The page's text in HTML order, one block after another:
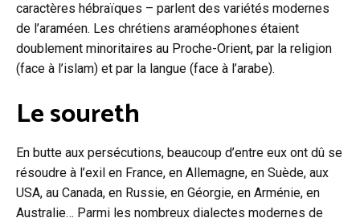
caractères hébraïques – parlent des variétés modernes
de l’araméen. Les chrétiens araméophones étaient
doublement minoritaires au Proche-Orient, par la religion
(face à l’islam) et par la langue (face à l’arabe).
Le soureth
En butte aux persécutions, beaucoup d’entre eux ont dû se
résoudre à l’exil en France, en Allemagne, en Suède, aux
USA, au Canada, en Russie, en Géorgie, en Arménie, en
Australie… Parmi les nombreux dialectes modernes de